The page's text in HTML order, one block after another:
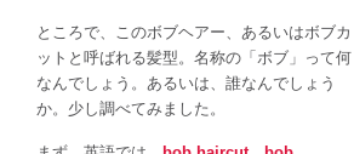
ト）
の
ボ
ところで、このボブヘアー、あるいはボブカ
ットと呼ばれる髪型。名称の「ボブ」って何
なんでしょう。あるいは、誰なんでしょう
か。少し調べてみました。